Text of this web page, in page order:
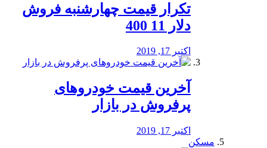
تکرار قیمت چهارشنبه فروش
دلار 11 400
اکتبر 17, 2019
آخرین قیمت خودرو‌های
پرفروش در بازار
اکتبر 17, 2019
مسکن